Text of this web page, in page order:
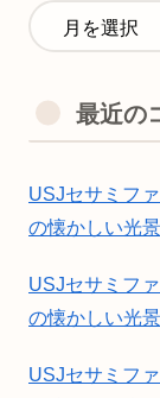
最近の
USJセサミフ
の懐かしい光
USJセサミフ
の懐かしい光
USJセサミフ